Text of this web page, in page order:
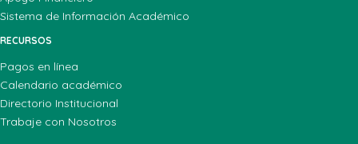
Sistema de Información Académico
RECURSOS
Pagos en línea
Calendario académico
Directorio Institucional
Trabaje con Nosotros